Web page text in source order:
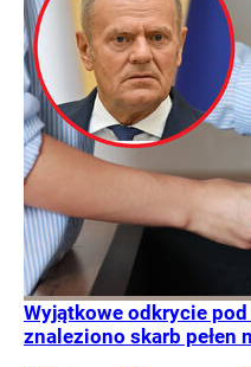
Wyjątkowe odkrycie
znaleziono skarb pełen